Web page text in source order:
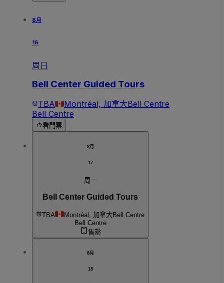
8月
16
周日
Bell Center Guided Tours
TBA Montréal, 加拿大Bell Centre
Bell Centre
查看門票
8月
17
周一
Bell Center Guided Tours
TBA Montréal, 加拿大Bell Centre
Bell Centre
售罄
8月
18